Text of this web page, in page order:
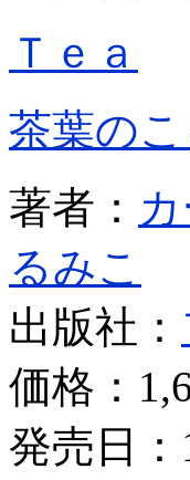
Ｔｅａ
茶葉の
著者：
るみこ
出版社：
価格：
発売日：